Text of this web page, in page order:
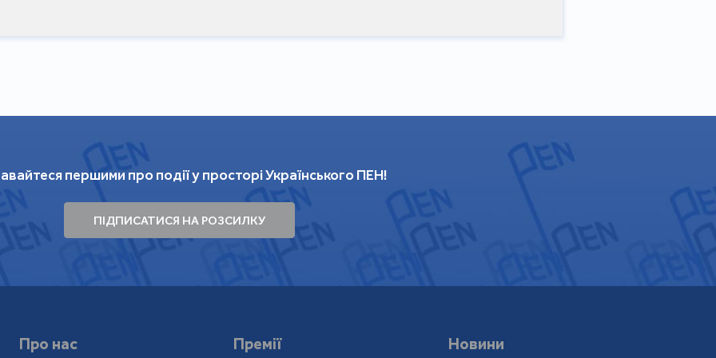
У лютому 1987 року відмовився подати клопотання про помилування.
Повернувся в Україну в березні 1987. Улаштувався оператором
нафтопереробного заводу в Дрогобичі. 1990 року Маринович почав
працювати кореспондентом місцевої газети "Галицька зоря".
через пустелю".
першими про події у просторі Українського ПЕН!
ПІДПИСАТИСЯ НА РОЗСИЛКУ
Про нас Премії
Новини